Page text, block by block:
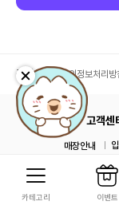
공지사항
개인정보처리
11일)
고객센
매장안내
카테고리 이벤트